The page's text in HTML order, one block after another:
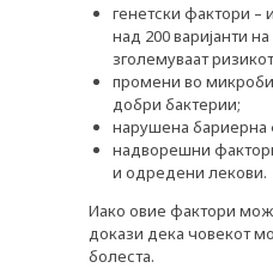
генетски фактори –
над 200 варијанти
зголемуваат
промени во
добри бактерии;
нарушена бариерна
надворешни
и одредени лекови.
Иако овие фактори
докази дека човекот
болеста.